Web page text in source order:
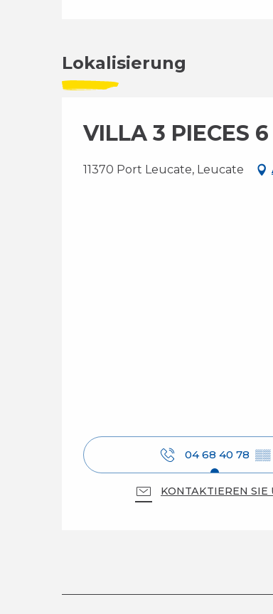
Lokalisierung
VILLA 3 PIECES
11370 Port Leucate, Leucate
04 68 40 78 ▒▒
KONTAKTIEREN SIE